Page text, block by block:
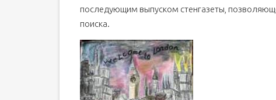
последующим выпуском стенгазеты,
поиска.